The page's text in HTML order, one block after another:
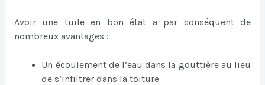
Avoir une tuile en bon état a par conséquent de
nombreux avantages :
Un écoulement de l’eau dans la gouttière au lieu
de s’infiltrer dans la toiture